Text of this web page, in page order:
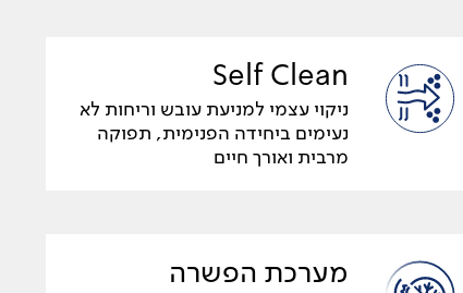
Self Clean
ניקוי עצמי למניעת עובש וריחות לא
נעימים ביחידה הפנימית, תפוקה
מרבית ואורך חיים
מערכת הפשרה